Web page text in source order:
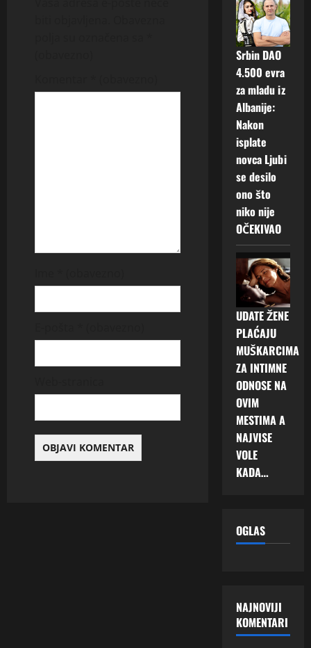
Srbin DAO
4.500 evra
za mladu iz
Albanije:
Nakon
isplate
novca Ljubi
se desilo
ono što
niko nije
OČEKIVAO
UDATE ŽENE
PLAĆAJU
MUŠKARCIMA
ZA INTIMNE
ODNOSE NA
OVIM
MESTIMA A
NAJVISE
VOLE
KADA…
OGLAS
NAJNOVIJI
KOMENTARI